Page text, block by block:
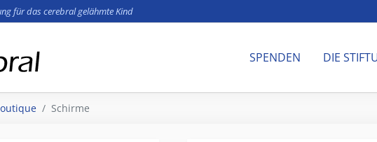
für das cerebral gelähmte Kind
SPENDEN DIE
Schirme